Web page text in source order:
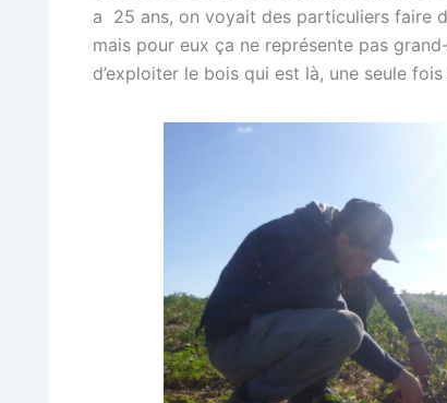
a 25 ans, on voyait des particuliers faire
mais pour eux ça ne représente pas
d’exploiter le bois qui est là, une seule